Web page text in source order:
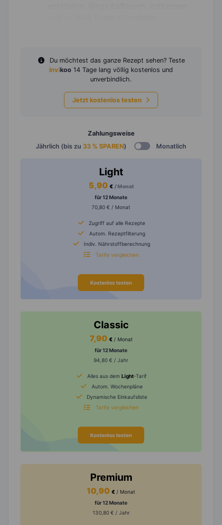
Du möchtest das ganze Rezept sehen? Teste
invikoo 14 Tage lang völlig kostenlos und
unverbindlich.
Jetzt kostenlos testen
Zahlungsweise
Jährlich (bis zu 33 % SPAREN) Monatlich
Light
5,90 € / Monat
für 12 Monate
70,80 € / Monat
Zugriff auf alle Rezepte
Autom. Rezeptfilterung
Indiv. Nährstoffberechnung
Tarife vergleichen
Kostenlos testen
Classic
7,90 € / Monat
für 12 Monate
94,80 € / Jahr
Alles aus dem Light-Tarif
Autom. Wochenpläne
Dynamische Einkaufsliste
Tarife vergleichen
Kostenlos testen
Premium
10,90 € / Monat
für 12 Monate
130,80 € / Jahr